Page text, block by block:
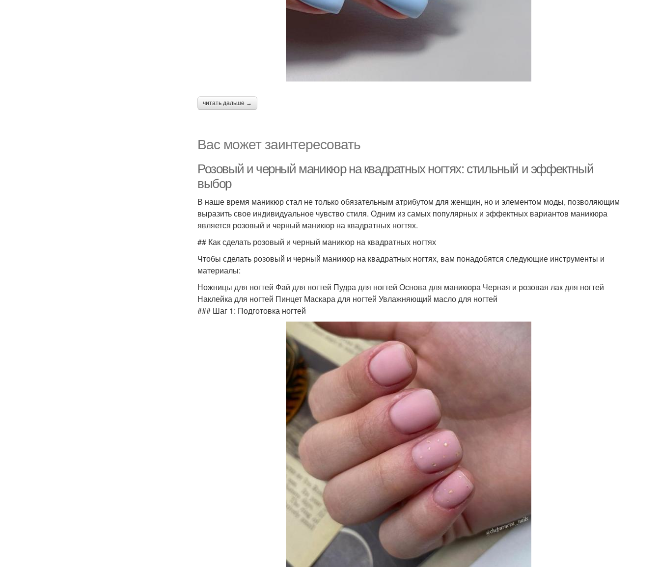
читать дальше →
Вас может заинтересовать
Розовый и черный маникюр на квадратных ногтях: стильный и эффектный
выбор
В наше время маникюр стал не только обязательным атрибутом для женщин, но и элементом моды, позволяющим
выразить свое индивидуальное чувство стиля. Одним из самых популярных и эффектных вариантов маникюра
является розовый и черный маникюр на квадратных ногтях.
## Как сделать розовый и черный маникюр на квадратных ногтях
Чтобы сделать розовый и черный маникюр на квадратных ногтях, вам понадобятся следующие инструменты и
материалы:
Ножницы для ногтей Фай для ногтей Пудра для ногтей Основа для маникюра Черная и розовая лак для ногтей
Наклейка для ногтей Пинцет Маскара для ногтей Увлажняющий масло для ногтей
### Шаг 1: Подготовка ногтей